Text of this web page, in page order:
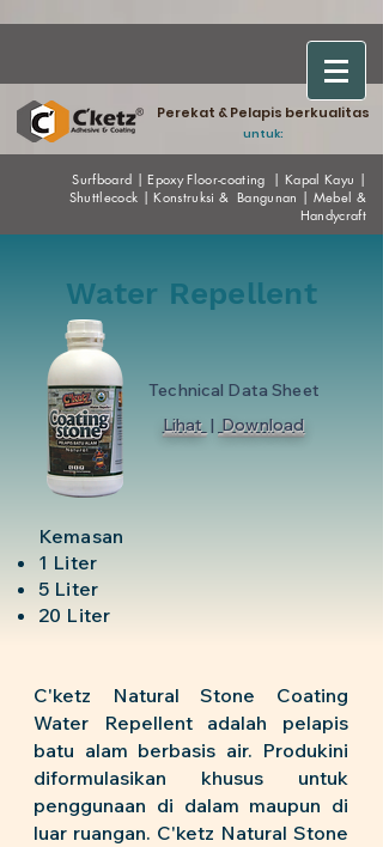
Perekat & Pelapis berkualitas
untuk:
Surfboard |EpoxyFloor-coating |Kapal Kayu |
Shuttlecock |Konstruksi & Bangunan | Mebel &
Handycraft
Water Repellent
Kemasan
1 Liter
5 Liter
20 Liter
Technical Data Sheet
Lihat | Download
C'ketz Natural Stone Coating
Water Repellent adalah pelapis
batu alam berbasis air. Produkini
diformulasikan khusus untuk
penggunaan di dalam maupun di
luar ruangan. C'ketz Natural Stone